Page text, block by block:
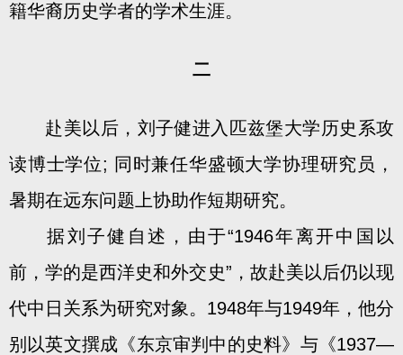
籍华裔历史学者的学术生涯。
二
赴美以后，刘子健进入匹兹堡大学历史系攻
读博士学位; 同时兼任华盛顿大学协理研究员，
暑期在远东问题上协助作短期研究。
据刘子健自述，由于“1946年离开中国以
前，学的是西洋史和外交史”，故赴美以后仍以现
代中日关系为研究对象。1948年与1949年，他分
别以英文撰成《东京审判中的史料》与《1937—